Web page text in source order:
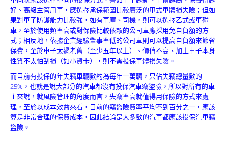
關於豐林
About
服務項目
Service
火災保額
估算系統
商品簡介
Product
好、高級主管用車，應選擇承保範圍比較廣泛的甲式車體損失險；但如
果對車子防護能力比較強，如有車庫、司機，則可以選擇乙式或車碰
車，至於使用頻率高或對保險比較依賴的公司車應採用免自負額的方
式；相反地，依據企業經驗肇事率低的公司車則可以提高自負額來節省
保費，至於車子太過老舊（至少五年以上）、價值不高、加上車子本身
性質不太怕刮損（如小貨卡），則不需投保車體損失險。
而目前有投保的年失竊車輛數約為每年一萬輛，只佔失竊總量數的
25%，也就是說大部分的汽車都沒有投保汽車竊盜險，所以對所有的車
主來說，就風險管理的角度而言，失竊率高就值得用保險的方式來處
理，至於以成本效益來看，目前的竊盜險費率平均不到百分之一，應該
算是非常合理的保費成本，因此結論是大多數的汽車都應該投保汽車竊
盜險。